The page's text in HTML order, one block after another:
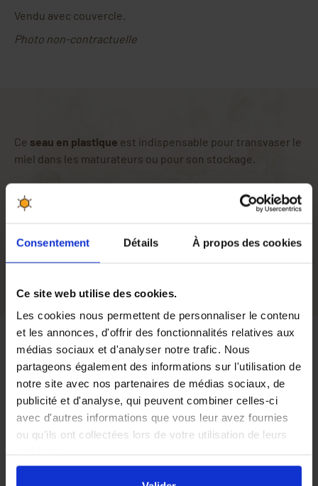
Consentement Détails À propos des cookies
Ce site web utilise des cookies.
Les cookies nous permettent de personnaliser le contenu
et les annonces, d'offrir des fonctionnalités relatives aux
médias sociaux et d'analyser notre trafic. Nous
partageons également des informations sur l'utilisation de
notre site avec nos partenaires de médias sociaux, de
publicité et d'analyse, qui peuvent combiner celles-ci
avec d'autres informations que vous leur avez fournies
ou qu'ils ont collectées lors de votre utilisation de leurs
En cliquant sur le boutonValidervous acceptez
Vendu avec couvercle.
Photo non-contractuelle
Ce seau en plastique est indispensable pour transvaser le
miel dans les maturateurs ou pour son stockage.
Matière Plastique
Diamètre 420 mm_T
Avis
Pas de soucis
Récipient de très bonne
qualité.